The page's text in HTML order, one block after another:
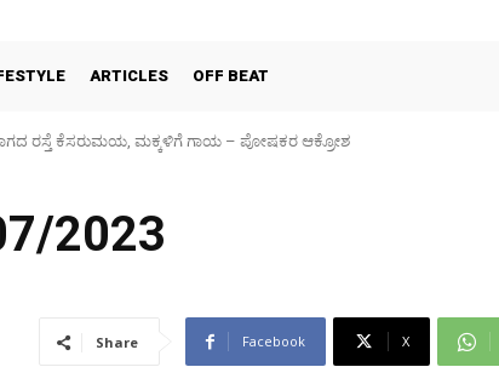
ARTICLES OFF BEAT
ರಸ್ತೆ ಕೆಸರುಮಯ, ಮಕ್ಕಳಿಗೆ ಗಾಯ – ಪೋಷಕರ ಆಕ್ರೋಶ
2023
Share Facebook X